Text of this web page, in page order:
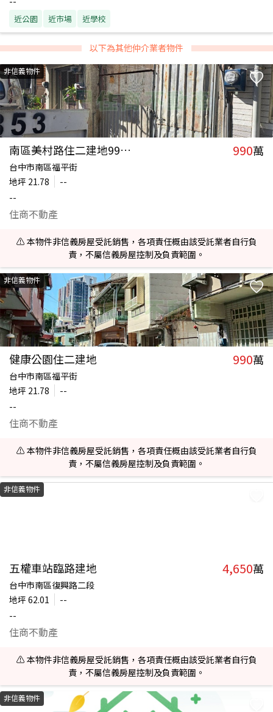
近公園 近市場 近學校
以下為其他仲介業者物件
非信義物件
南區美村路住二建地990萬 990萬
台中市南區福平街
地坪 21.78
--
--
住商不動產
⚠️ 本物件非信義房屋受託銷售，各項責任概由該受託業者自行負
責，不屬信義房屋控制及負責範圍。
非信義物件
健康公園住二建地 990萬
台中市南區福平街
地坪 21.78
--
--
住商不動產
⚠️ 本物件非信義房屋受託銷售，各項責任概由該受託業者自行負
責，不屬信義房屋控制及負責範圍。
非信義物件
五權車站臨路建地 4,650萬
台中市南區復興路二段
地坪 62.01
--
--
住商不動產
⚠️ 本物件非信義房屋受託銷售，各項責任概由該受託業者自行負
責，不屬信義房屋控制及負責範圍。
非信義物件